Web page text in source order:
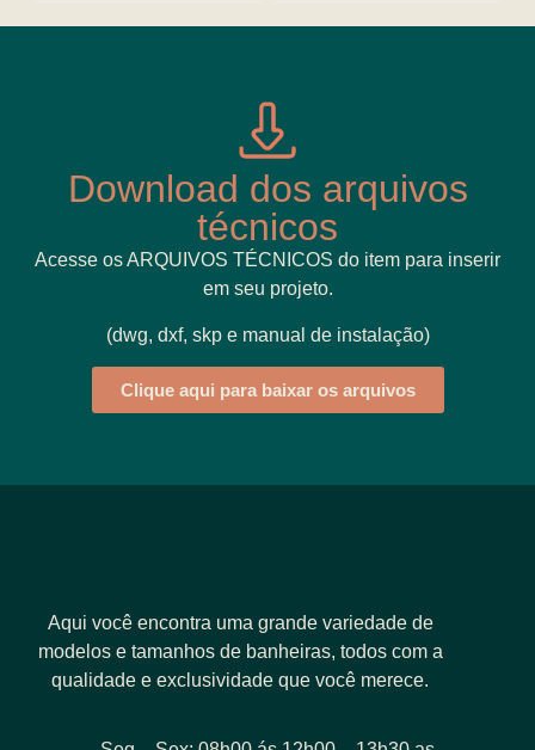
Download dos arquivos
técnicos
Acesse os ARQUIVOS TÉCNICOS do item para inserir
em seu projeto.
(dwg, dxf, skp e manual de instalação)
Clique aqui para baixar os arquivos
Aqui você encontra uma grande variedade de
modelos e tamanhos de banheiras, todos com a
qualidade e exclusividade que você merece.